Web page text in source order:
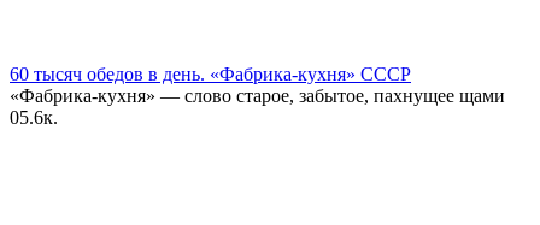
60 тысяч обедов в день. «Фабрика-кухня» СССР
«Фабрика-кухня» — слово старое, забытое, пахнущее щами
05.6к.